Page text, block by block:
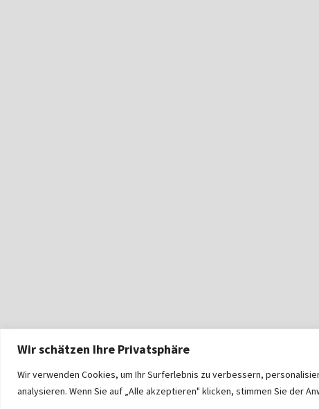
Wir schätzen Ihre Privatsphäre
Wir verwenden Cookies, um Ihr Surferlebnis zu verbessern,
analysieren. Wenn Sie auf „Alle akzeptieren" klicken, stimmen Sie der